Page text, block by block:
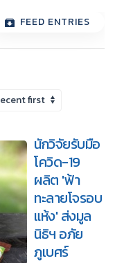
FEED ENTRIES
นักวิจัยรับมือ
โควิด-19
ผลิต 'ฟ้า
ทะลายโจรอบ
แห้ง' ส่งมูล
นิธิฯ อภัย
ภูเบศร์